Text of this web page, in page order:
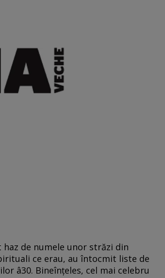
de numele unor străzi din
ce erau, au întocmit liste de
â30. Bineînţeles, cel mai celebru